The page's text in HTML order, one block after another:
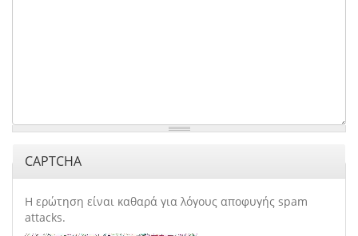
CAPTCHA
Η ερώτηση είναι καθαρά για λόγους αποφυγής spam
attacks.